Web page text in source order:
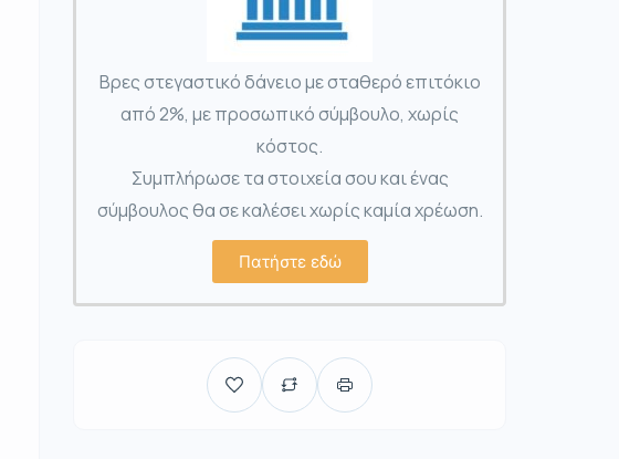
Βρες στεγαστικό δάνειο με σταθερό επιτόκιο
από 2%, με προσωπικό σύμβουλο, χωρίς
κόστος.
Συμπλήρωσε τα στοιχεία σου και ένας
σύμβουλος θα σε καλέσει χωρίς καμία χρέωση.
Πατήστε εδώ